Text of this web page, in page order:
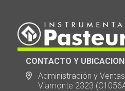
CONTACTO Y UBICACION
Administración y
Viamonte 2323